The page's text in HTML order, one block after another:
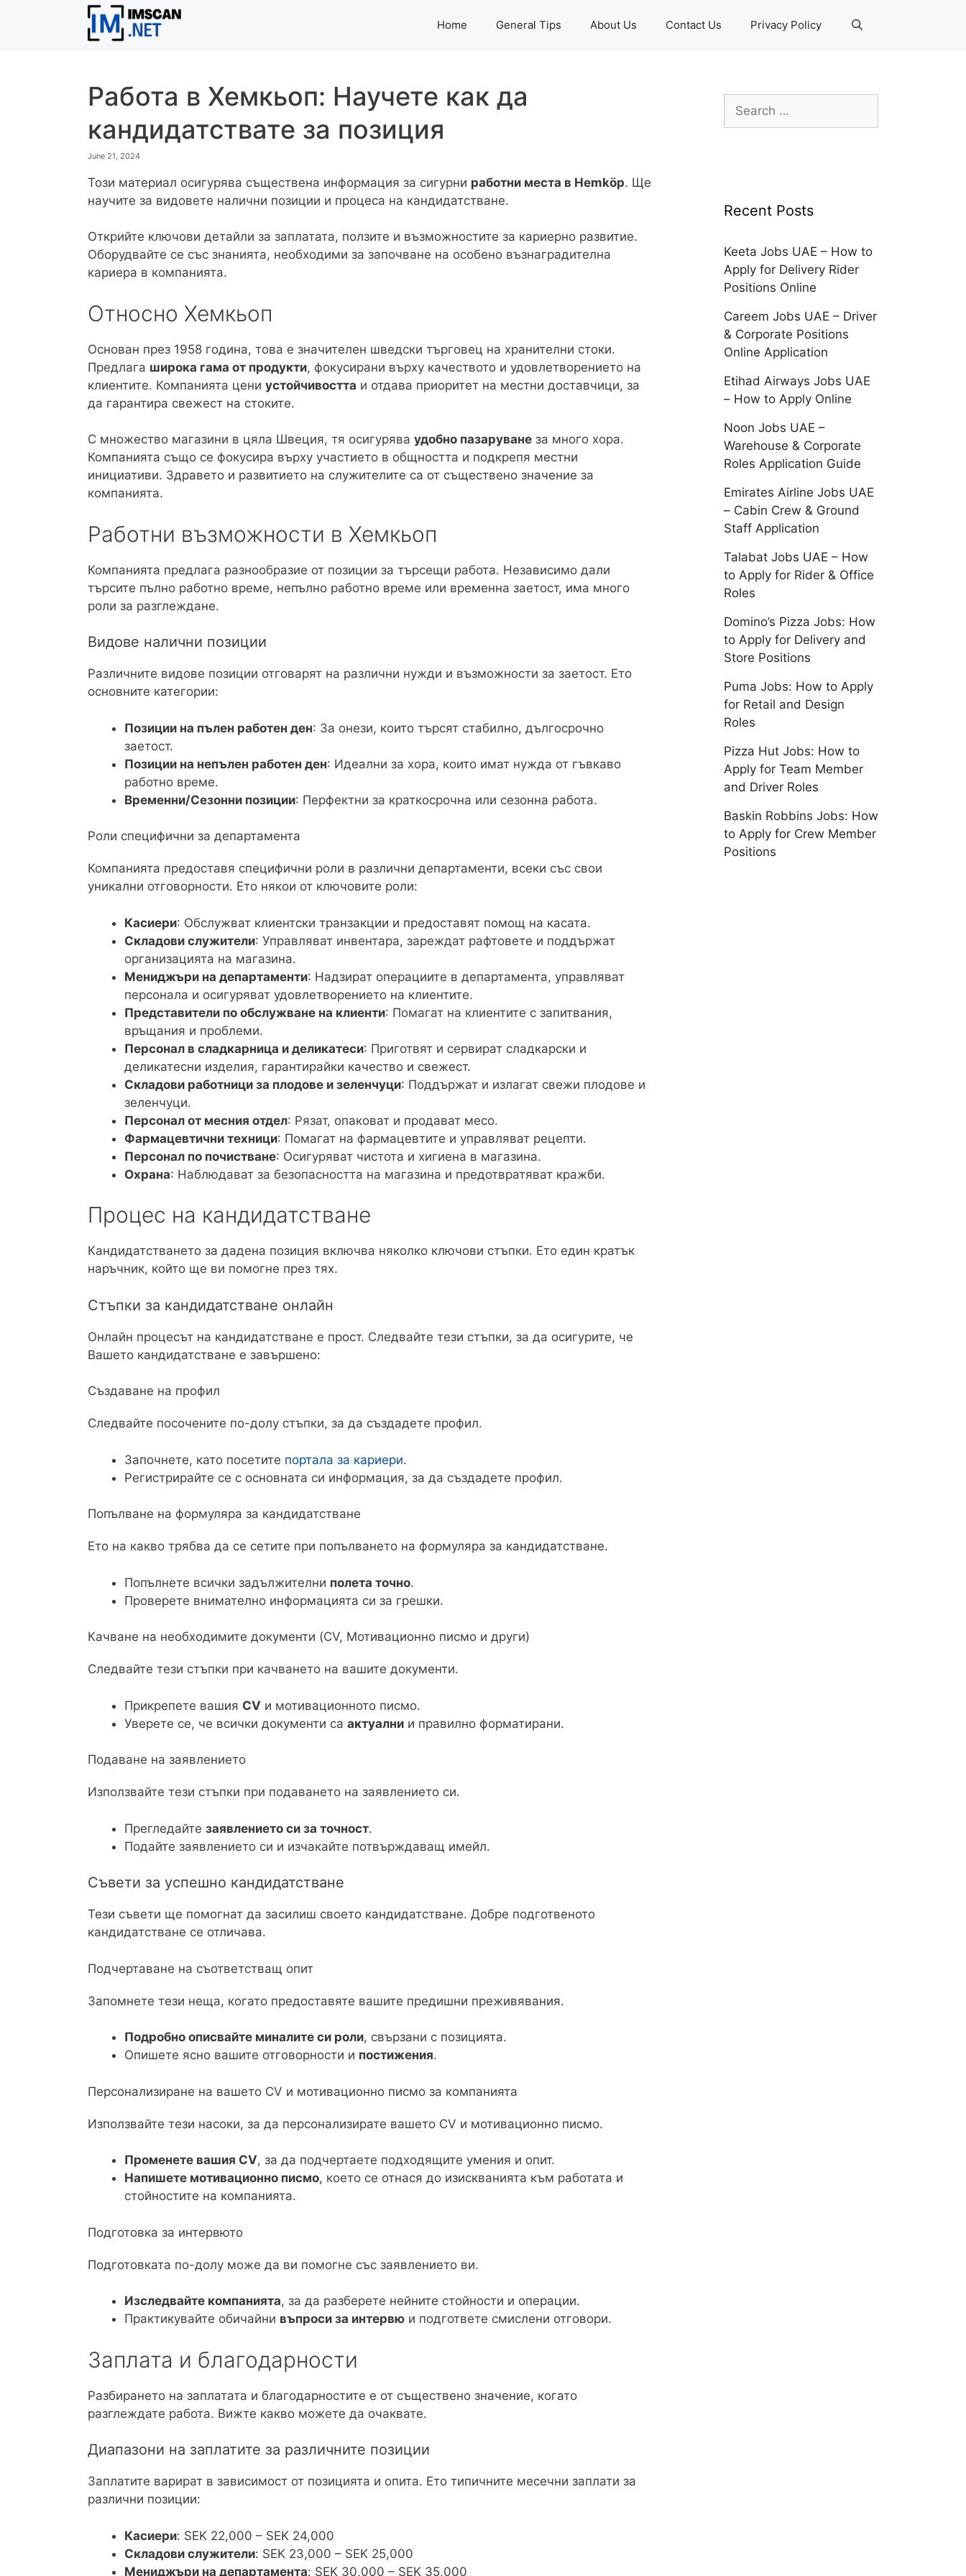
Home General Tips About Us Contact Us Privacy Policy
Работа в Хемкьоп: Научете как да
кандидатствате за позиция
June 21, 2024
Този материал осигурява съществена информация за сигурни работни места в Hemköp. Ще
научите за видовете налични позиции и процеса на кандидатстване.
Открийте ключови детайли за заплатата, ползите и възможностите за кариерно развитие.
Оборудвайте се със знанията, необходими за започване на особено възнаградителна
кариера в компанията.
Относно Хемкьоп
Основан през 1958 година, това е значителен шведски търговец на хранителни стоки.
Предлага широка гама от продукти, фокусирани върху качеството и удовлетворението на
клиентите. Компанията цени устойчивостта и отдава приоритет на местни доставчици, за
да гарантира свежест на стоките.
С множество магазини в цяла Швеция, тя осигурява удобно пазаруване за много хора.
Компанията също се фокусира върху участието в общността и подкрепя местни
инициативи. Здравето и развитието на служителите са от съществено значение за
компанията.
Работни възможности в Хемкьоп
Компанията предлага разнообразие от позиции за търсещи работа. Независимо дали
търсите пълно работно време, непълно работно време или временна заетост, има много
роли за разглеждане.
Видове налични позиции
Различните видове позиции отговарят на различни нужди и възможности за заетост. Ето
основните категории:
Позиции на пълен работен ден: За онези, които търсят стабилно, дългосрочно
заетост.
Позиции на непълен работен ден: Идеални за хора, които имат нужда от гъвкаво
работно време.
Временни/Сезонни позиции: Перфектни за краткосрочна или сезонна работа.
Роли специфични за департамента
Компанията предоставя специфични роли в различни департаменти, всеки със свои
уникални отговорности. Ето някои от ключовите роли:
Касиери: Обслужват клиентски транзакции и предоставят помощ на касата.
Складови служители: Управляват инвентара, зареждат рафтовете и поддържат
организацията на магазина.
Мениджъри на департаменти: Надзират операциите в департамента, управляват
персонала и осигуряват удовлетворението на клиентите.
Представители по обслужване на клиенти: Помагат на клиентите с запитвания,
връщания и проблеми.
Персонал в сладкарница и деликатеси: Приготвят и сервират сладкарски и
деликатесни изделия, гарантирайки качество и свежест.
Складови работници за плодове и зеленчуци: Поддържат и излагат свежи плодове и
зеленчуци.
Персонал от месния отдел: Рязат, опаковат и продават месо.
Фармацевтични техници: Помагат на фармацевтите и управляват рецепти.
Персонал по почистване: Осигуряват чистота и хигиена в магазина.
Охрана: Наблюдават за безопасността на магазина и предотвратяват кражби.
Процес на кандидатстване
Кандидатстването за дадена позиция включва няколко ключови стъпки. Ето един кратък
наръчник, който ще ви помогне през тях.
Стъпки за кандидатстване онлайн
Онлайн процесът на кандидатстване е прост. Следвайте тези стъпки, за да осигурите, че
Вашето кандидатстване е завършено:
Създаване на профил
Следвайте посочените по-долу стъпки, за да създадете профил.
Започнете, като посетите портала за кариери.
Регистрирайте се с основната си информация, за да създадете профил.
Попълване на формуляра за кандидатстване
Ето на какво трябва да се сетите при попълването на формуляра за кандидатстване.
Попълнете всички задължителни полета точно.
Проверете внимателно информацията си за грешки.
Качване на необходимите документи (CV, Мотивационно писмо и други)
Следвайте тези стъпки при качването на вашите документи.
Прикрепете вашия CV и мотивационното писмо.
Уверете се, че всички документи са актуални и правилно форматирани.
Подаване на заявлението
Използвайте тези стъпки при подаването на заявлението си.
Прегледайте заявлението си за точност.
Подайте заявлението си и изчакайте потвърждаващ имейл.
Съвети за успешно кандидатстване
Тези съвети ще помогнат да засилиш своето кандидатстване. Добре подготвеното
кандидатстване се отличава.
Подчертаване на съответстващ опит
Запомнете тези неща, когато предоставяте вашите предишни преживявания.
Подробно описвайте миналите си роли, свързани с позицията.
Опишете ясно вашите отговорности и постижения.
Персонализиране на вашето CV и мотивационно писмо за компанията
Използвайте тези насоки, за да персонализирате вашето CV и мотивационно писмо.
Променете вашия CV, за да подчертаете подходящите умения и опит.
Напишете мотивационно писмо, което се отнася до изискванията към работата и
стойностите на компанията.
Подготовка за интервюто
Подготовката по-долу може да ви помогне със заявлението ви.
Изследвайте компанията, за да разберете нейните стойности и операции.
Практикувайте обичайни въпроси за интервю и подгответе смислени отговори.
Заплата и благодарности
Разбирането на заплатата и благодарностите е от съществено значение, когато
разглеждате работа. Вижте какво можете да очаквате.
Диапазони на заплатите за различните позиции
Заплатите варират в зависимост от позицията и опита. Ето типичните месечни заплати за
различни позиции:
Касиери: SEK 22,000 – SEK 24,000
Складови служители: SEK 23,000 – SEK 25,000
Мениджъри на департамента: SEK 30,000 – SEK 35,000
Search
for:
Recent Posts
Keeta Jobs UAE – How to
Apply for Delivery Rider
Positions Online
Careem Jobs UAE – Driver
& Corporate Positions
Online Application
Etihad Airways Jobs UAE
– How to Apply Online
Noon Jobs UAE –
Warehouse & Corporate
Roles Application Guide
Emirates Airline Jobs UAE
– Cabin Crew & Ground
Staff Application
Talabat Jobs UAE – How
to Apply for Rider & Office
Roles
Domino’s Pizza Jobs: How
to Apply for Delivery and
Store Positions
Puma Jobs: How to Apply
for Retail and Design
Roles
Pizza Hut Jobs: How to
Apply for Team Member
and Driver Roles
Baskin Robbins Jobs: How
to Apply for Crew Member
Positions